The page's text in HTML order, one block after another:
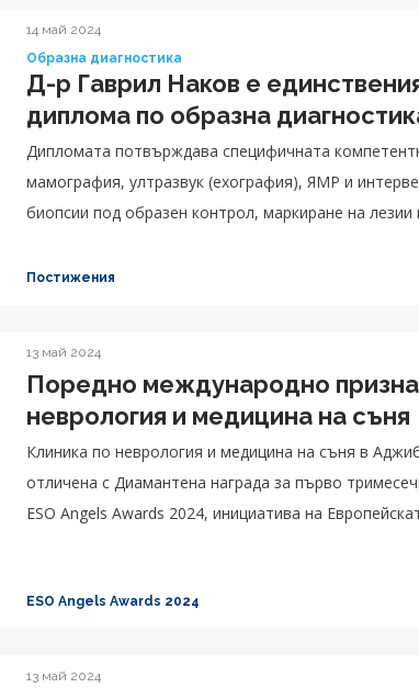
14 май 2024
Образна диагностика
Д-р Гаврил Наков е
диплома по образна
Дипломата потвърждава специфичната
мамография, ултразвук (ехография), ЯМР и
биопсии под образен контрол, маркиране на лезии
Постижения
13 май 2024
Поредно международно
неврология и медицина на съня
Клиника по неврология и медицина на съня в
отличена с Диамантена награда за първо
ESO Angels Awards 2024, инициатива на
ESO Angels Awards 2024
13 май 2024